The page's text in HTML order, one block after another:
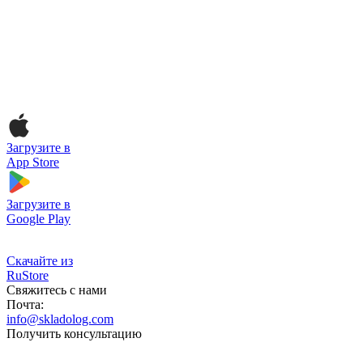
Загрузите в
App Store
Загрузите в
Google Play
Скачайте из
RuStore
Свяжитесь с нами
Почта:
info@skladolog.com
Получить консультацию